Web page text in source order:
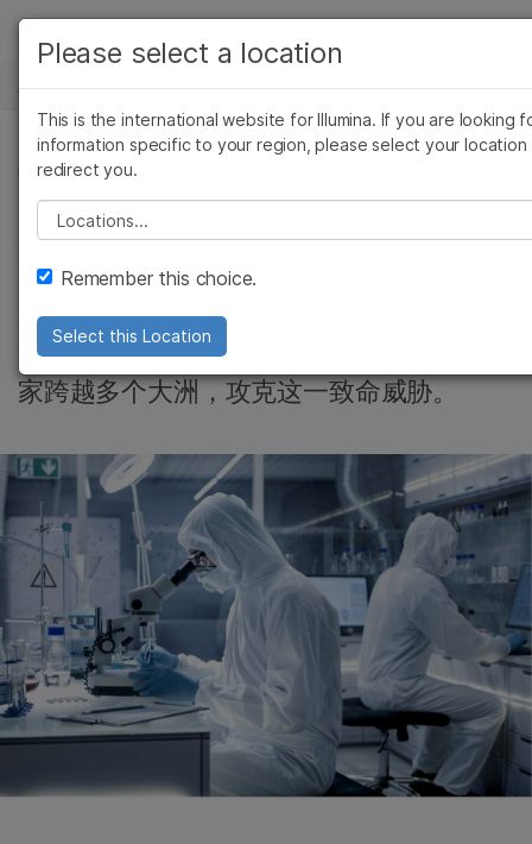
Skip to content
解决方案
学习
公司
支持
推荐内容链接
新闻中心
微生物基因组学, 精准健康, 公司
解码基因组，共抗抗
菌药物耐药性
Illumina 开创性的测序技术正助力全球科学
家跨越多个大洲，攻克这一致命威胁。
查看更多相关内容。选择您感兴趣的领域:
癌症研究
微生物学
农业基因组学
复杂疾病
临床肿瘤学
遗传病和罕见病
Please select a location
This is the international website for Illumina. If you are looking
information specific to your region, please select your location
redirect you.
Please select a location
Remember this choice.
Select this Location